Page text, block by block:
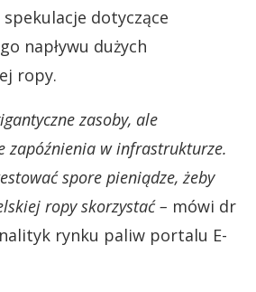
spekulacje dotyczące
napływu dużych
ropy.
zasoby, ale
zapóźnienia w infrastrukturze.
spore pieniądze, żeby
ropy skorzystać – mówi dr
rynku paliw portalu E-